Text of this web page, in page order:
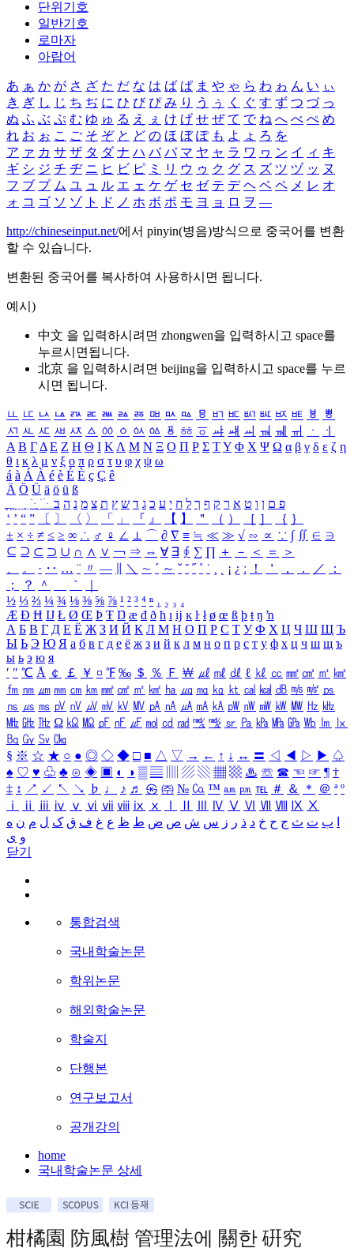
단위기호
일반기호
로마자
아랍어
あ ぁ か が さ ざ た だ な は ば ぱ ま や ゃ ら わ ゎ ん い ぃ
き ぎ し じ ち ぢ に ひ び ぴ み り う ぅ く ぐ す ず つ づ っ
ぬ ふ ぶ ぷ む ゆ ゅ る え ぇ け げ せ ぜ て で ね へ べ ぺ め
れ お ぉ こ ご そ ぞ と ど の ほ ぼ ぽ も よ ょ ろ を
ア ァ カ サ ザ タ ダ ナ ハ バ パ マ ヤ ャ ラ ワ ヮ ン イ ィ キ
ギ シ ジ チ ヂ ニ ヒ ビ ピ ミ リ ウ ゥ ク グ ス ズ ツ ヅ ッ ヌ
フ ブ プ ム ユ ュ ル エ ェ ケ ゲ セ ゼ テ デ ヘ ベ ペ メ レ オ
ォ コ ゴ ソ ゾ ト ド ノ ホ ボ ポ モ ヨ ョ ロ ヲ ―
http://chineseinput.net/에서 pinyin(병음)방식으로 중국어를 변환
할 수 있습니다.
변환된 중국어를 복사하여 사용하시면 됩니다.
예시)
中文 을 입력하시려면 zhongwen을 입력하시고 space를
누르시면됩니다.
北京 을 입력하시려면 beijing을 입력하시고 space를 누르
시면 됩니다.
ㅥ ㅦ ㅧ ㅨ ㅩ ㅪ ㅫ ㅬ ㅭ ㅮ ㅯ ㅰ ㅱ ㅲ ㅳ ㅴ ㅵ ㅶ ㅷ ㅸ
ㅹ
ㅺ ㅻ ㅼ ㅽ ㅾ ㅿ ㆀ ㆁ ㆂ ㆃ ㆄ ㆅ ㆆ ㆇ ㆈ ㆉ ㆊ ㆋ ㆌ ㆍ
ㆎ
Α Β ΓΔ Ε Ζ Η Θ Ι ΚΛ Μ Ν Ξ Ο Π Ρ Σ ΤΥ Φ Χ Ψ Ω α β γ δ ε ζ η
θ ι κ λ μ ν ξ ο π ρ σ τ υ φ χ ψ ω
á à Á À é è É È ç Ç ê
Ä Ö Ü ä ö ü ß
ִֶֹ ֻּ ׁׂ פ ם ן ו ט א ר ק ף ך ל ח י ע כ ג ד ש ץ ת צ מ נ ה ב
‘ ’ “ ” 〔 〕 〈 〉 「 」 『 』 【 】 ＂ （ ） ［ ］ ｛ ｝
± × ÷ ≠ ≤ ≥ ∞ ∴ ♂ ♀ ∠ ⊥ ⌒ ∂ ∇ ≡ ≒ ≪ ≫ √ ∽ ∝ ∵ ∫ ∬ ∈ ∋
⊆ ⊇ ⊂ ⊃ ∪ ∩ ∧ ∨ ￢ ⇒ ⇔ ∀ ∃ ∮ ∑ ∏ ＋ － ＜ ＝
＞
、
。 · ‥ … ¨ 〃 ― ＼ ∼ ´ ～ ˇ ˘ ˝ ˚ ˙ ¸ ¡ ¿ ː ！ ＇ ， ． ／
：
；
？ ＾ ｀
½ ⅓ ⅔ ¼ ¾ ⅛ ⅜ ⅝ ⅞ ¹ ² ³ ⁴ ⁿ ₁ ₂ ₃ ₄
Æ Ð Ħ Ĳ Ł Ø Œ Þ Ŧ Ŋ æ đ ð ħ ı ĳ ĸ ŀ ł ø œ ß þ ŧ ŋ ŉ
А Б В Г Д Е Ё Ж З И Й К Л М Н О П Р С Т У Ф Х Ц Ч Ш Щ Ъ
Ы Ь Э Ю Я а б в г д е ё ж з и й к л м н о п р с т у ф х ц ч ш щ ъ
ы ь э ю я
′ ″ ℃ Å ￠ ￡ ￥ ¤ ℉ ‰ ＄ ％ Ｆ ￦ ㎕ ㎖ ㎗ ℓ ㎘ ㏄ ㎣ ㎤ ㎥ ㎦
㎙ ㎚ ㎛ ㎜ ㎝ ㎞ ㎟ ㎠ ㎡ ㎢ ㏊ ㎍ ㎎ ㎏ ㏏ ㎈ ㎉ ㏈ ㎧ ㎨ ㎰
㎱ ㎲ ㎳ ㎴ ㎵ ㎶ ㎷ ㎸ ㎹ ㎀ ㎁ ㎂ ㎃ ㎄ ㎺ ㎻ ㎽ ㎾ ㎿ ㎐ ㎑
㎒ ㎓ ㎔ Ω ㏀ ㏁ ㎊ ㎋ ㎌ ㏖ ㏅ ㎭ ㎮ ㎯ ㏛ ㎩ ㎪ ㎫ ㎬ ㏝ ㏐
㏓
㏃ ㏉ ㏜ ㏆
§ ※ ☆ ★ ○ ● ◎ ◇ ◆ □ ■ △ ▽ → ← ↑ ↓ ↔ 〓 ◁ ◀ ▷ ▶ ♤
♠ ♡ ♥ ♧ ♣ ⊙ ◈ ▣ ◐ ◑ ▒ ▤ ▨ ▧ ▦ ▩ ♨ ☏ ☎ ☜ ☞ ¶ †
‡ ↕ ↗ ↙ ↖ ↘ ♭ ♩ ♪ ♬ ㉿ ㈜ № ㏇ ™ ㏂ ㏘ ℡ ＃ ＆ ＊ ＠ ª º
ⅰ
ⅱ ⅲ ⅳ ⅴ ⅵ ⅶ ⅷ ⅸ ⅹ Ⅳ Ⅴ Ⅵ Ⅶ Ⅷ Ⅸ Ⅹ
ب ت ث ج ح خ د ذ ر ز س ش ص ض ط ظ ع غ ف ق ک ل م ن ه
و ی
닫기
통합검색
국내학술논문
학위논문
해외학술논문
학술지
단행본
연구보고서
공개강의
home
국내학술논문 상세
柑橘園 防風樹 管理法에 關한 硏究